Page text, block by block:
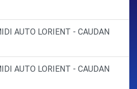
AUTO LORIENT - CAUDAN
AUTO LORIENT - CAUDAN